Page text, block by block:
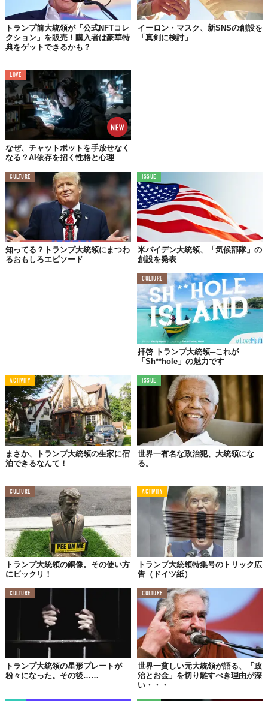
トランプ前大統領が「公式NFTコレ
クション」を販売！購入者は豪華特
典をゲットできるかも？
イーロン・マスク、新SNSの創設を
「真剣に検討」
LOVE
なぜ、チャットボットを手放せなく
なる？AI依存を招く性格と心理
CULTURE
知ってる？トランプ大統領にまつわ
るおもしろエピソード
ISSUE
米バイデン大統領、「気候部隊」の
創設を発表
CULTURE
拝啓 トランプ大統領─これが
「Sh**hole」の魅力です─
ACTIVITY
まさか、トランプ大統領の生家に宿
泊できるなんて！
ISSUE
世界一有名な政治犯、大統領にな
る。
CULTURE
トランプ大統領の銅像。その使い方
にビックリ！
ACTIVITY
トランプ大統領特集号のトリック広
告（ドイツ紙）
CULTURE
トランプ大統領の星形プレートが
粉々になった。その後……
CULTURE
世界一貧しい元大統領が語る、「政
治とお金」を切り離すべき理由が深
い・・・